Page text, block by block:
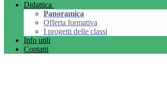
Didattica
Panoramica
Offerta formativa
I progetti delle classi
Info utili
Contatti